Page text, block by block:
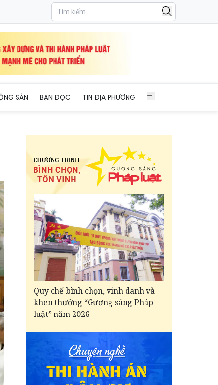
SẢN BẠN ĐỌC TIN ĐỊA PHƯƠNG
Quy chế bình chọn, vinh danh và
khen thưởng “Gương sáng Pháp
luật” năm 2026